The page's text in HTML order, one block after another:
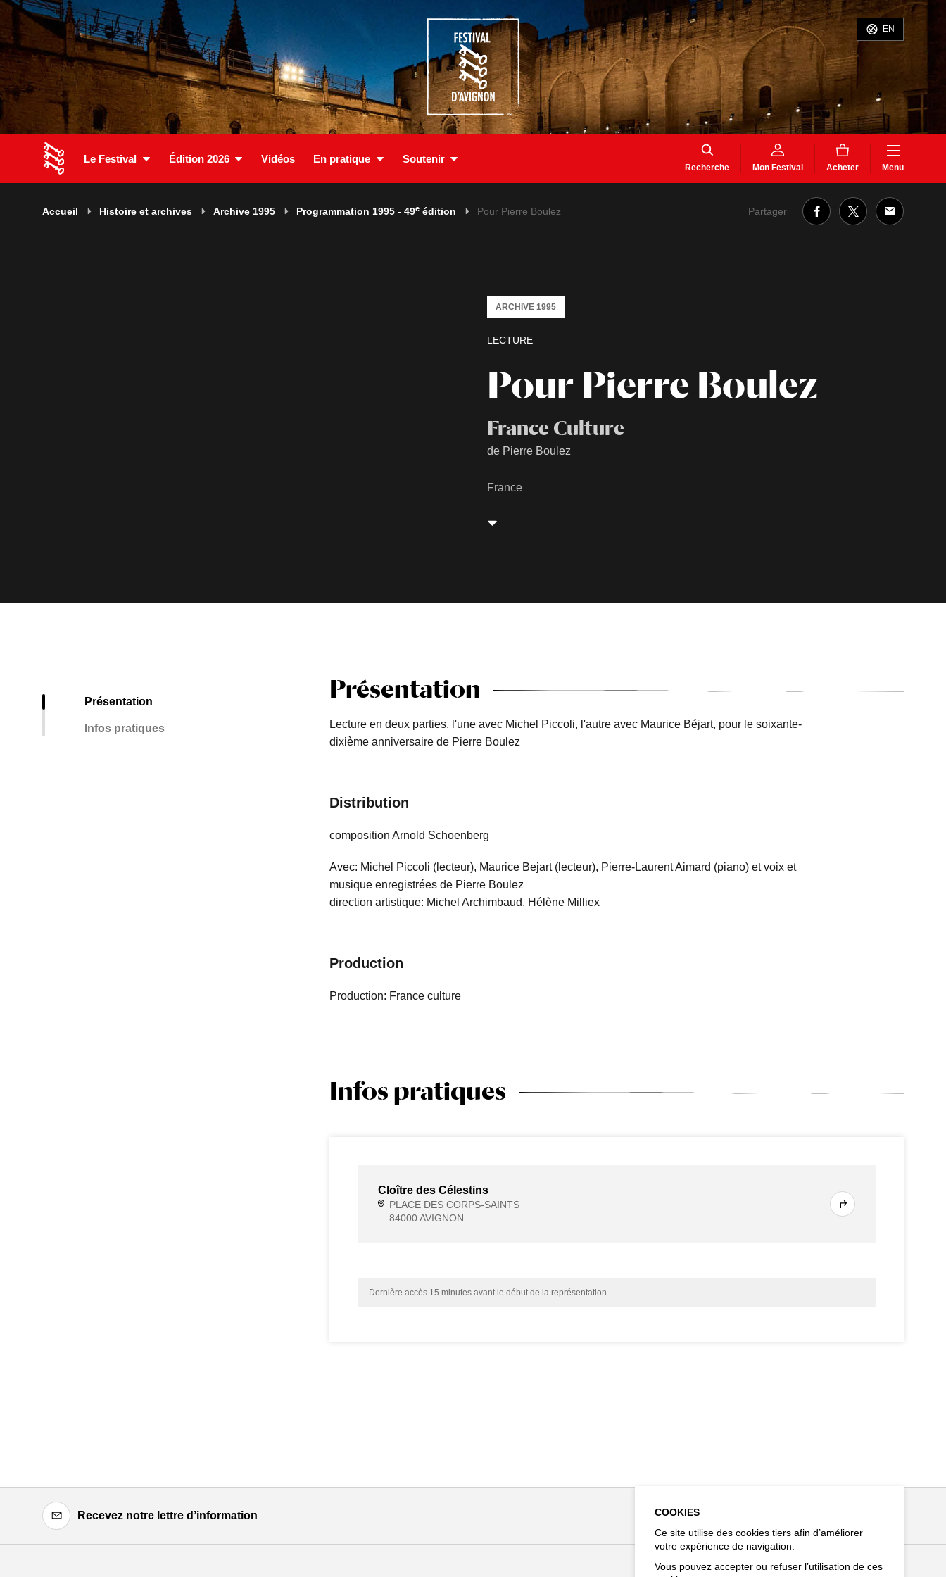
EN
Le Festival Édition 2026 Vidéos En pratique Soutenir
Recherche Mon Festival Acheter Menu
Accueil Histoire et archives Archive 1995 Programmation 1995 - 49e édition Pour Pierre Boulez Partager
Pour Pierre Boulez
France Culture
de Pierre Boulez
LECTURE
ARCHIVE 1995
France
Présentation
Infos pratiques
Présentation
Lecture en deux parties, l'une avec Michel Piccoli, l'autre avec Maurice Béjart, pour le soixante-
dixième anniversaire de Pierre Boulez
Distribution
composition Arnold Schoenberg
Avec: Michel Piccoli (lecteur), Maurice Bejart (lecteur), Pierre-Laurent Aimard (piano) et voix et
musique enregistrées de Pierre Boulez
direction artistique: Michel Archimbaud, Hélène Milliex
Production
Production: France culture
Infos pratiques
Cloître des Célestins
PLACE DES CORPS-SAINTS
84000 AVIGNON
Dernière accès 15 minutes avant le début de la représentation.
Recevez notre lettre d’information
COOKIES
Ce site utilise des cookies tiers afin d’améliorer
votre expérience de navigation.
Vous pouvez accepter ou refuser l’utilisation de ces